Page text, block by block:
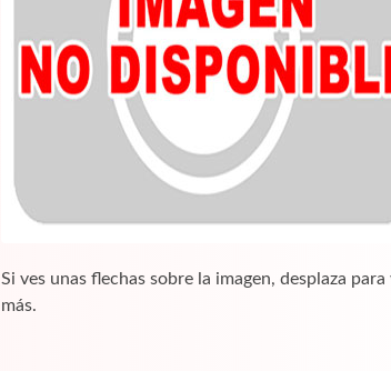
Si ves unas flechas sobre la imagen, desplaza para
más.